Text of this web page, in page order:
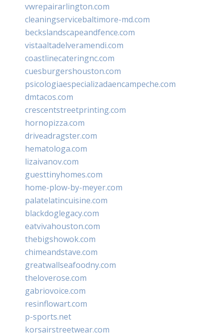
vwrepairarlington.com
cleaningservicebaltimore-md.com
beckslandscapeandfence.com
vistaaltadelveramendi.com
coastlinecateringnc.com
cuesburgershouston.com
psicologiaespecializadaencampeche.com
dmtacos.com
crescentstreetprinting.com
hornopizza.com
driveadragster.com
hematologa.com
lizaivanov.com
guesttinyhomes.com
home-plow-by-meyer.com
palatelatincuisine.com
blackdoglegacy.com
eatvivahouston.com
thebigshowok.com
chimeandstave.com
greatwallseafoodny.com
theloverose.com
gabriovoice.com
resinflowart.com
p-sports.net
korsairstreetwear.com